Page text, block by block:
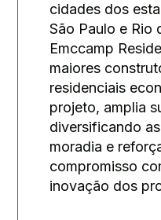
cidades dos
São Paulo e Rio
Emccamp
maiores
residenciais
projeto, amplia
diversificando
moradia e
compromisso
inovação dos